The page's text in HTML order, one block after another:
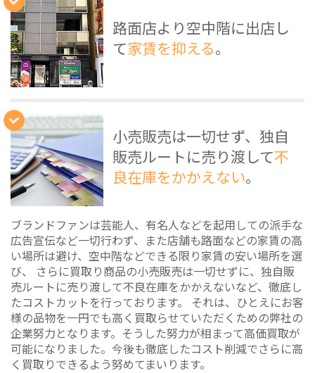
路面店より空中階に出店し
て家賃を抑える。
小売販売は一切せず、独自
販売ルートに売り渡して不
良在庫をかかえない。
ブランドファンは芸能人、有名人などを起用しての派手な
広告宣伝など一切行わず、また店舗も路面などの家賃の高
い場所は避け、空中階などできる限り家賃の安い場所を選
び、 さらに買取り商品の小売販売は一切せずに、独自販
売ルートに売り渡して不良在庫をかかえないなど、徹底し
たコストカットを行っております。 それは、ひとえにお客
様の品物を一円でも高く買取らせていただくための弊社の
企業努力となります。そうした努力が相まって高価買取が
可能になりました。今後も徹底したコスト削減でさらに高
く買取りできるよう努めてまいります。